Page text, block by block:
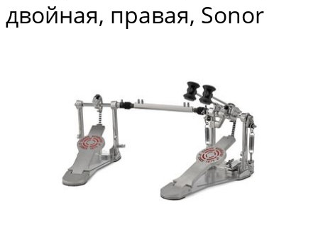
двойная, правая, Sonor